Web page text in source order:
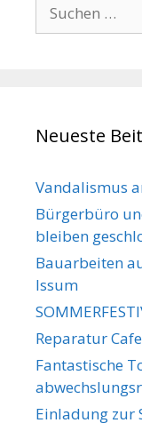
nach:
Neueste
Vandalismus
Bürgerbüro
bleiben
Bauarbeiten
Issum
Reparatur
Fantastische
Einladung zur